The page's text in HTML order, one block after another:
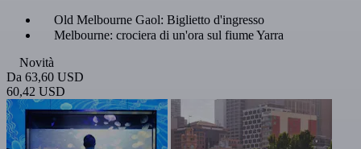
Old Melbourne Gaol: Biglietto d'ingresso
Melbourne: crociera di un'ora sul fiume Yarra
Novità
Da 63,60 USD
60,42 USD